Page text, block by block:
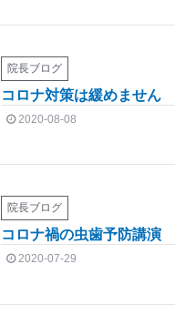
院長ブログ
コロナ対策は緩めません
2020-08-08
院長ブログ
コロナ禍の虫歯予防講演
2020-07-29